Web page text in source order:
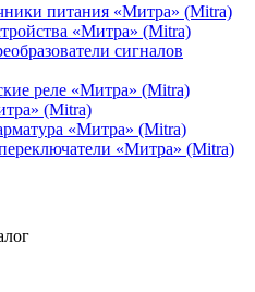
питания «Митра» (Mitra)
«Митра» (Mitra)
сигналов
реле «Митра» (Mitra)
(Mitra)
«Митра» (Mitra)
«Митра» (Mitra)